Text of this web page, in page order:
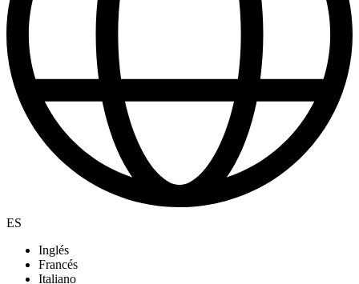
ES
Inglés
Francés
Italiano